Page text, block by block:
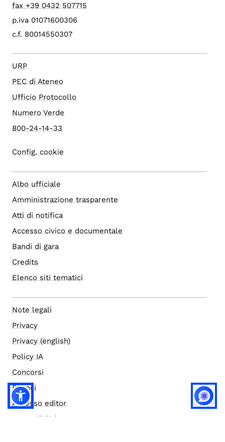
fax +39 0432 507715
p.iva 01071600306
c.f. 80014550307
URP
PEC di Ateneo
Ufficio Protocollo
Numero Verde
800-24-14-33
Config. cookie
Albo ufficiale
Amministrazione trasparente
Atti di notifica
Accesso civico e documentale
Bandi di gara
Credits
Elenco siti tematici
Note legali
Privacy
Privacy (english)
Policy IA
Concorsi
Bilanci
Accesso editor
Accessibilità